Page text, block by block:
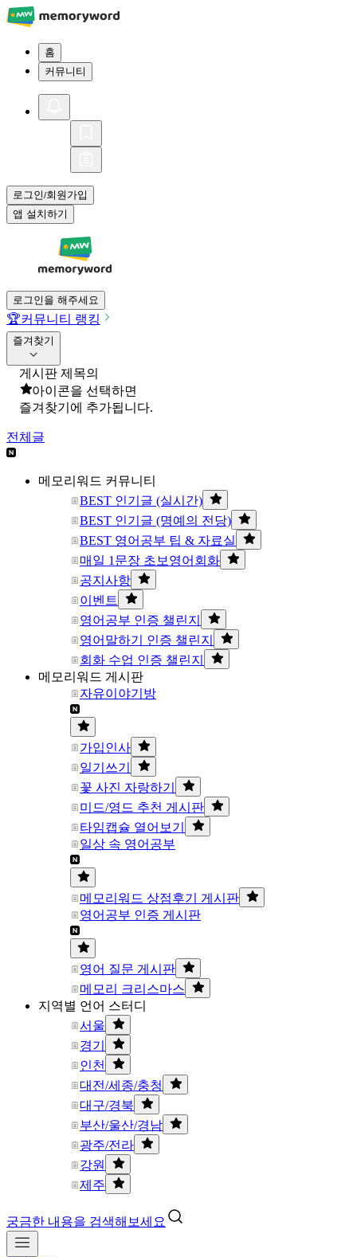
홈
커뮤니티
로그인/회원가입
앱 설치하기
로그인을 해주세요
🏆커뮤니티 랭킹
즐겨찾기
게시판 제목의
아이콘을 선택하면
즐겨찾기에 추가됩니다.
전체글
메모리워드 커뮤니티
BEST 인기글 (실시간)
BEST 인기글 (명예의 전당)
BEST 영어공부 팁 & 자료실
매일 1문장 초보영어회화
공지사항
이벤트
영어공부 인증 챌린지
영어말하기 인증 챌린지
회화 수업 인증 챌린지
메모리워드 게시판
자유이야기방
가입인사
일기쓰기
꽃 사진 자랑하기
미드/영드 추천 게시판
타임캡슐 열어보기
일상 속 영어공부
메모리워드 상점후기 게시판
영어공부 인증 게시판
영어 질문 게시판
메모리 크리스마스
지역별 언어 스터디
서울
경기
인천
대전/세종/충청
대구/경북
부산/울산/경남
광주/전라
강원
제주
궁금한 내용을 검색해보세요